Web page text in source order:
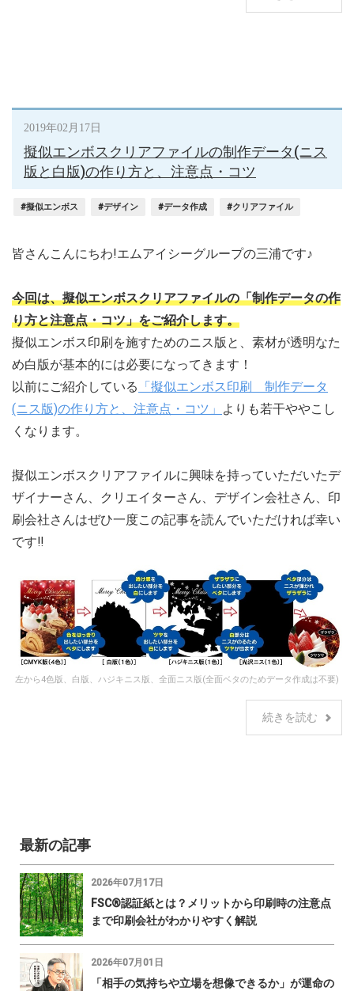
2019年02月17日
擬似エンボスクリアファイルの制作データ(ニス
版と白版)の作り方と、注意点・コツ
#擬似エンボス #デザイン #データ作成 #クリアファイル
皆さんこんにちわ!エムアイシーグループの三浦です♪
今回は、擬似エンボスクリアファイルの「制作データの作
り方と注意点・コツ」をご紹介します。
擬似エンボス印刷を施すためのニス版と、素材が透明なた
め白版が基本的には必要になってきます！
以前にご紹介している 「擬似エンボス印刷 制作データ
(ニス版)の作り方と、注意点・コツ」 よりも若干ややこし
くなります。
擬似エンボスクリアファイルに興味を持っていただいたデ
ザイナーさん、クリエイターさん、デザイン会社さん、印
刷会社さんはぜひ一度この記事を読んでいただければ幸い
です‼
左から4色版、白版、ハジキニス版、全面ニス版(全面ベタのためデータ作成は不要)
続きを読む
最新の記事
2026年07月17日
FSC®認証紙とは？メリットから印刷時の注意点
まで印刷会社がわかりやすく解説
2026年07月01日
「相手の気持ちや立場を想像できるか」が運命の